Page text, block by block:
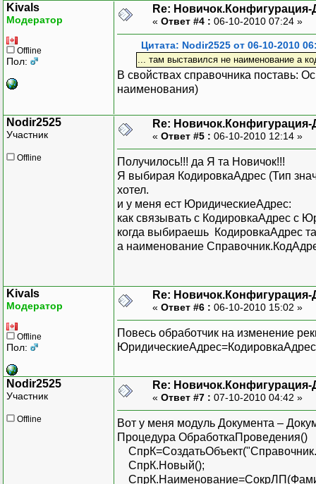
Kivals
Модератор
Offline
Пол:
Re:
« Ответ #4 : 06-10-2010 07:24 »
Цитата: Nodir2525 от 06-10-2010
... там выставился не наименование а
В свойствах справочника поставь:
наименования)
Nodir2525
Участник
Offline
Re:
« Ответ #5 : 06-10-2010 12:14 »
Получилось!!! да Я та Новичок!!!
Я выбирая КодировкаАдрес (Тип
хотел.
и у меня ест ЮридическиеАдрес:
как связывать с КодировкаАдрес с
когда выбираешь КодировкаАдрес
а наименование
Kivals
Модератор
Offline
Пол:
Re:
« Ответ #6 : 06-10-2010 15:02 »
Повесь обработчик на изменение
Nodir2525
Участник
Offline
Re:
« Ответ #7 : 07-10-2010 04:42 »
Вот у меня модуль Документа –
Процедура ОбработкаПроведения()
СпрК.Новый();